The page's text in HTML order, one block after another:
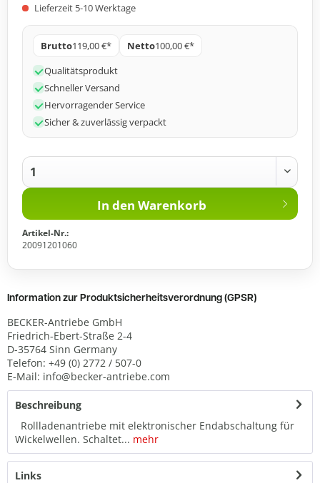
Lieferzeit 5-10 Werktage
Brutto119,00 €* Netto100,00 €*
Qualitätsprodukt
Schneller Versand
Hervorragender Service
Sicher & zuverlässig verpackt
In den Warenkorb
Artikel-Nr.:
20091201060
Information zur Produktsicherheitsverordnung (GPSR)
BECKER-Antriebe GmbH
Friedrich-Ebert-Straße 2-4
D-35764 Sinn Germany
Telefon: +49 (0) 2772 / 507-0
E-Mail: info@becker-antriebe.com
Beschreibung
Rollladenantriebe mit elektronischer Endabschaltung für
Wickelwellen. Schaltet... mehr
Links